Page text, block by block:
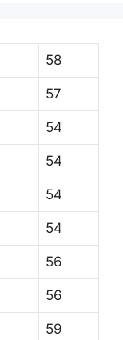
58
57
54
54
54
54
56
56
59